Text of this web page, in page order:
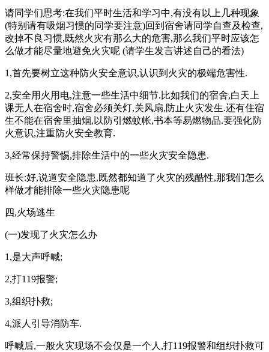
请同学们思考:在我们平时生活和学习中,有没有以上几种现象
(特别请有吸烟习惯的同学要注意)回到宿舍请同学自查及检查,
改掉不良习惯,既然火灾有那么大的危害,那么我们平时应该怎
么做才能尽量地避免火灾呢 (请学生发言讲述自己的看法)
1,首先要树立这种防火安全意识,认识到火灾的极端危害性.
2,安全用火用电,注意一些生活中细节.比如我们的宿舍,白天上
课无人在宿舍时,宿舍必须关灯,关风扇,防止火灾发生.还有住宿
生不能在宿舍里抽烟,以防引燃蚊帐,书本等易燃物品.要强化防
火意识,注重防火安全教育.
3,经常保持警惕,排除生活中的一些火灾安全隐患.
班长:好,说道安全隐患,既然都知道了火灾的残酷性,那我们怎么
样做才能排除一些火灾隐患呢
四,火场逃生
(一)发现了火灾怎么办
1,是大声呼喊;
2,打119报警;
3,组织扑救;
4,派人引导消防车.
呼喊后,一般火灾现场不会仅是一个人,打119报警和组织扑救可